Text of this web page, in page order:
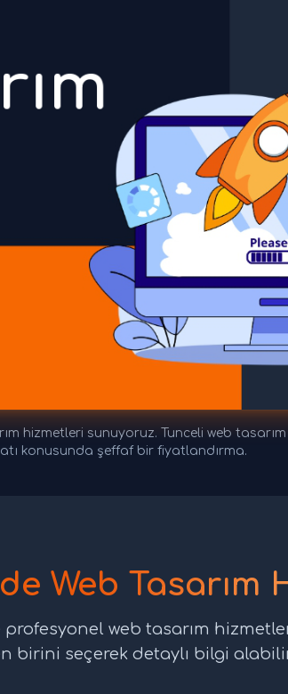
hizmetleri sunuyoruz. Tunceli web
konusunda şeffaf bir fiyatlandırma.
Web Tasarım
web tasarım
birini seçerek detaylı bilgi